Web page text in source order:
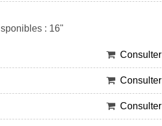
: 16"
Consulter
Consulter
Consulter